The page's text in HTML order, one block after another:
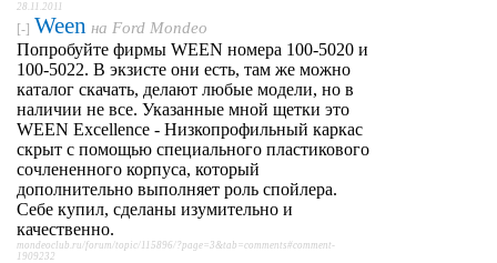
28.11.2011
[-] Ween на Ford Mondeo
Попробуйте фирмы WEEN номера 100-5020 и
100-5022. В экзисте они есть, там же можно
каталог скачать, делают любые модели, но в
наличии не все. Указанные мной щетки это
WEEN Excellence - Низкопрофильный каркас
скрыт с помощью специального пластикового
сочлененного корпуса, который
дополнительно выполняет роль спойлера.
Себе купил, сделаны изумительно и
качественно.
mondeoclub.ru/forum/topic/115896/?page=3&tab=comments#comment-
1909232